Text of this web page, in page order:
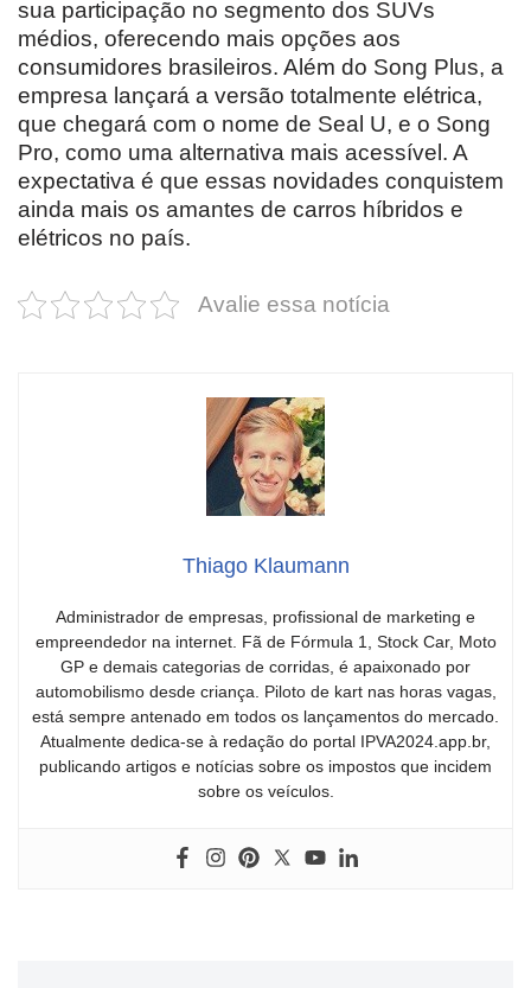
sua participação no segmento dos SUVs
médios, oferecendo mais opções aos
consumidores brasileiros. Além do Song Plus, a
empresa lançará a versão totalmente elétrica,
que chegará com o nome de Seal U, e o Song
Pro, como uma alternativa mais acessível. A
expectativa é que essas novidades conquistem
ainda mais os amantes de carros híbridos e
elétricos no país.
Avalie essa notícia
Thiago Klaumann
Administrador de empresas, profissional de marketing e
empreendedor na internet. Fã de Fórmula 1, Stock Car, Moto
GP e demais categorias de corridas, é apaixonado por
automobilismo desde criança. Piloto de kart nas horas vagas,
está sempre antenado em todos os lançamentos do mercado.
Atualmente dedica-se à redação do portal IPVA2024.app.br,
publicando artigos e notícias sobre os impostos que incidem
sobre os veículos.